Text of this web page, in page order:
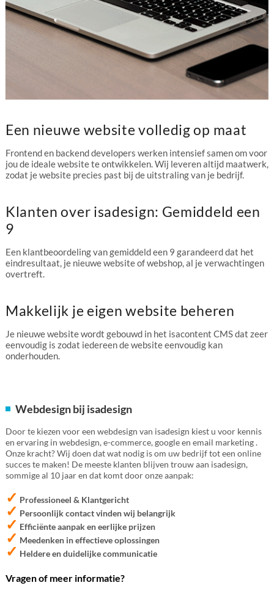
Een nieuwe website volledig op maat
Frontend en backend developers werken intensief samen om voor
jou de ideale website te ontwikkelen. Wij leveren altijd maatwerk,
zodat je website precies past bij de uitstraling van je bedrijf.
Klanten over isadesign: Gemiddeld een
9
Een klantbeoordeling van gemiddeld een 9 garandeerd dat het
eindresultaat, je nieuwe website of webshop, al je verwachtingen
overtreft.
Makkelijk je eigen website beheren
Je nieuwe website wordt gebouwd in het isacontent CMS dat zeer
eenvoudig is zodat iedereen de website eenvoudig kan
onderhouden.
Webdesign bij isadesign
Door te kiezen voor een webdesign van isadesign kiest u voor kennis
en ervaring in webdesign, e-commerce, google en email marketing .
Onze kracht? Wij doen dat wat nodig is om uw bedrijf tot een online
succes te maken! De meeste klanten blijven trouw aan isadesign,
sommige al 10 jaar en dat komt door onze aanpak:
✓ Professioneel & Klantgericht
✓ Persoonlijk contact vinden wij belangrijk
✓ Efficiënte aanpak en eerlijke prijzen
✓ Meedenken in effectieve oplossingen
✓ Heldere en duidelijke communicatie
Vragen of meer informatie?